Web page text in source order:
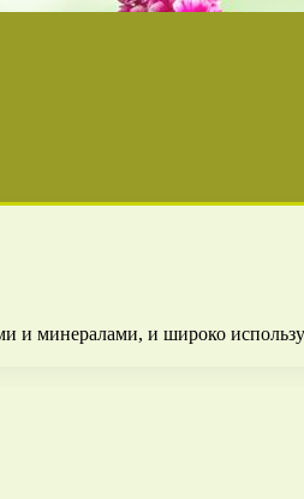
и минералами, и широко